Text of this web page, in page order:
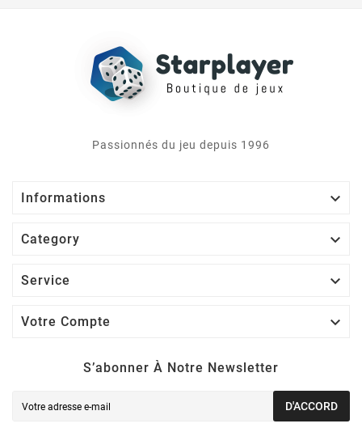
Passionnés du jeu depuis 1996
Informations 
Category 
Service 
Votre Compte 
S’abonner À Notre Newsletter
D'ACCORD